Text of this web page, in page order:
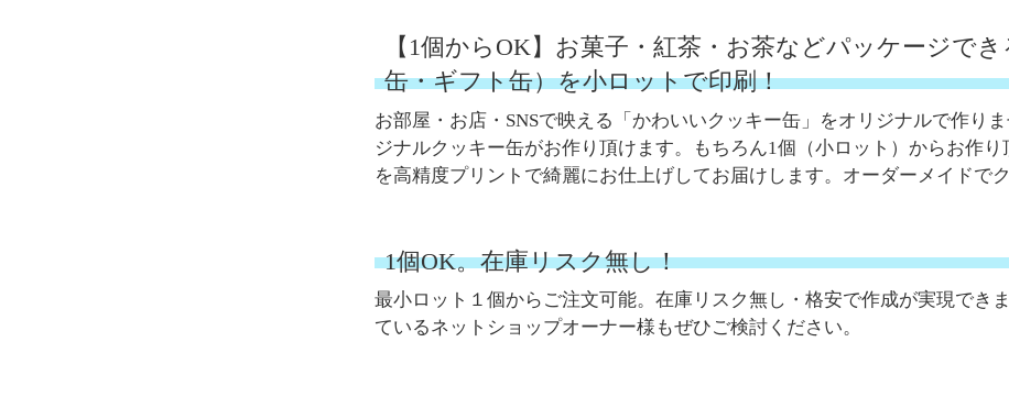
【1個からOK】お菓子・紅茶・お茶などパッケージで
缶・ギフト缶）を小ロットで印刷！
お部屋・お店・SNSで映える「かわいいクッキー缶」をオリジナルで作り
ジナルクッキー缶がお作り頂けます。もちろん1個（小ロット）からお作
を高精度プリントで綺麗にお仕上げしてお届けします。オーダーメイドで
1個OK。在庫リスク無し！
最小ロット１個からご注文可能。在庫リスク無し・格安で作成が実現でき
ているネットショップオーナー様もぜひご検討ください。